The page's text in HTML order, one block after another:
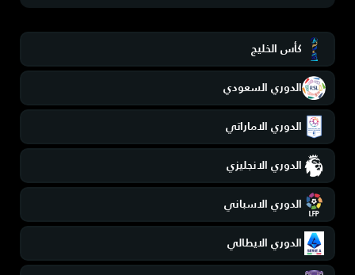
كأس الخليج
الدوري السعودي
الدوري الاماراتي
الدوري الانجليزي
الدوري الاسباني
الدوري الايطالي